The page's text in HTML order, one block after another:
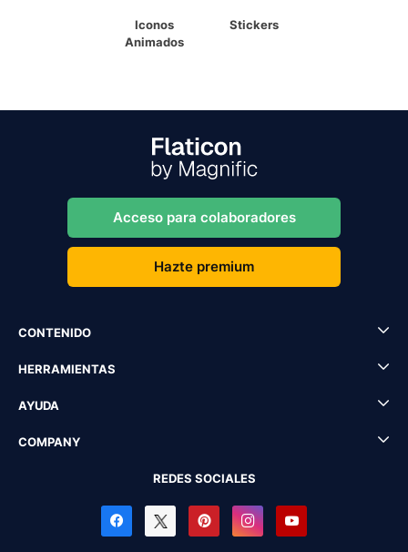
Iconos
Animados
Stickers
Acceso para colaboradores
Hazte premium
CONTENIDO
HERRAMIENTAS
AYUDA
COMPANY
REDES SOCIALES